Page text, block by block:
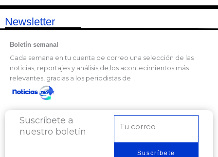
Newsletter
Boletín semanal
Cada semana en tu cuenta de correo una selección de las
noticias, reportajes y análisis de los acontecimientos más
relevantes, gracias a los periodistas de
Suscríbete a
nuestro boletín
electrónico
Suscríbete